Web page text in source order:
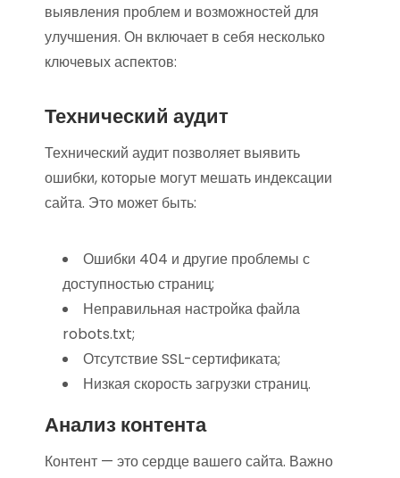
выявления проблем и возможностей для
улучшения. Он включает в себя несколько
ключевых аспектов:
Технический аудит
Технический аудит позволяет выявить
ошибки, которые могут мешать индексации
сайта. Это может быть:
Ошибки 404 и другие проблемы с
доступностью страниц;
Неправильная настройка файла
robots.txt;
Отсутствие SSL-сертификата;
Низкая скорость загрузки страниц.
Анализ контента
Контент — это сердце вашего сайта. Важно